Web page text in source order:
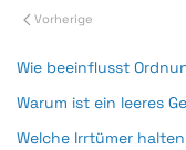
Vorherige
Wie beeinflusst
Warum ist ein leeres
Welche Irrtümer